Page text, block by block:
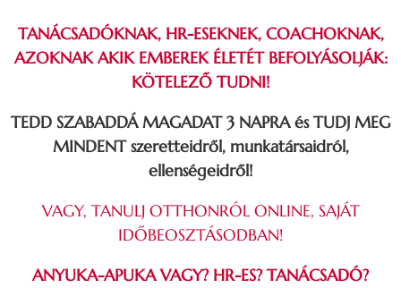
TANÁCSADÓKNAK, HR-ESEKNEK, COACHOKNAK,
AZOKNAK AKIK EMBEREK ÉLETÉT BEFOLYÁSOLJÁK:
KÖTELEZŐ TUDNI!
TEDD SZABADDÁ MAGADAT 3 NAPRA és TUDJ MEG
MINDENT szeretteidről, munkatársaidról,
ellenségeidről!
VAGY, TANULJ OTTHONRÓL ONLINE, SAJÁT
IDŐBEOSZTÁSODBAN!
ANYUKA-APUKA VAGY? HR-ES? TANÁCSADÓ?